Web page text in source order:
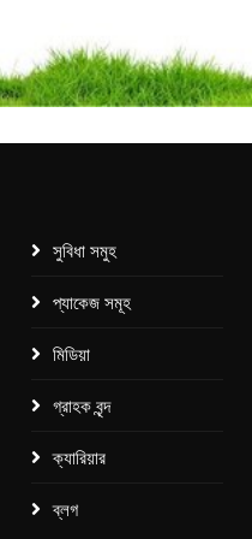
সুবিধা সমুহ
প্যাকেজ সমূহ​
মিডিয়া
গ্রাহক বৃন্দ
ক্যারিয়ার
ব্লগ